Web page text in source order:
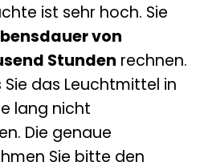
ist sehr hoch. Sie
von
Stunden rechnen.
das Leuchtmittel in
lang nicht
Die genaue
Sie bitte den